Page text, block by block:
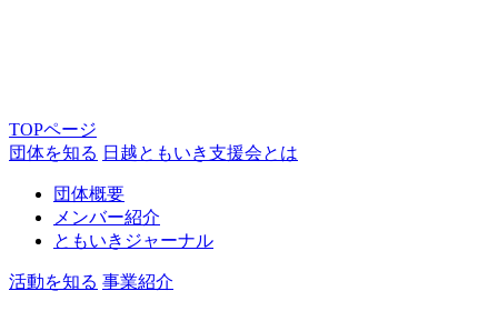
TOPページ
団体を知る 日越ともいき支援会とは
団体概要
メンバー紹介
ともいきジャーナル
活動を知る 事業紹介